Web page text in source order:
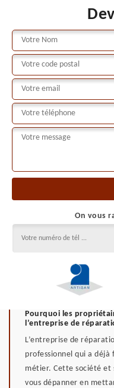
On vous
Pourquoi les
l’entreprise de
L’entreprise de
professionnel qui a déjà
métier. Cette société et
vous dépanner en